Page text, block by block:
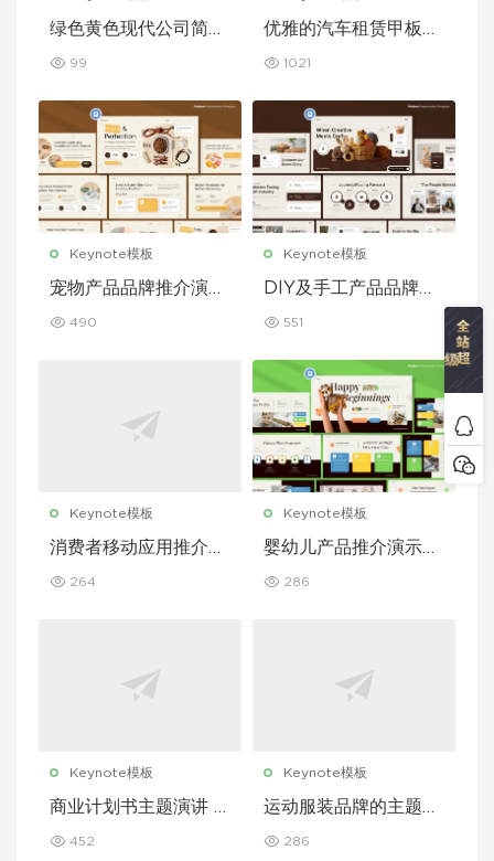
绿色黄色现代公司简介
99
优雅的汽车租赁甲板主
1021
Keynote模板
宠物产品品牌推介演示
e 模板
490
Keynote模板
DIY及手工产品品牌推
eynote 模板
551
Keynote模板
消费者移动应用推介演
ote 模板
264
Keynote模板
婴幼儿产品推介演示文
模板
286
Keynote模板
商业计划书主题演讲 K
452
Keynote模板
运动服装品牌的主题演
286